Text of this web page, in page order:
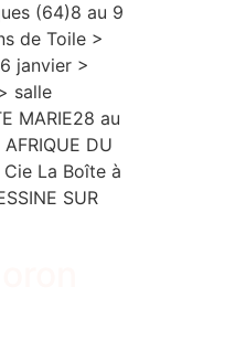
(64)8 au 9
de Toile >
janvier >
salle
MARIE28 au
DU
La Boîte à
SUR